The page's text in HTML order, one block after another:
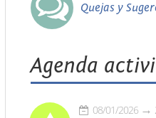
Quejas y
Agenda
08/01/2026